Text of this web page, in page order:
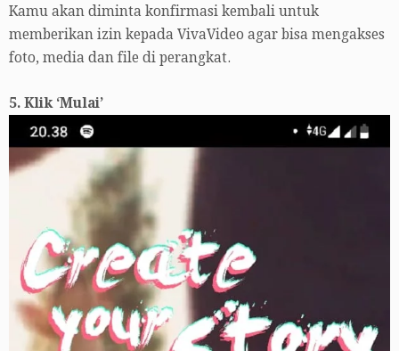
Kamu akan diminta konfirmasi kembali untuk
memberikan izin kepada VivaVideo agar bisa mengakses
foto, media dan file di perangkat.
5. Klik ‘Mulai’